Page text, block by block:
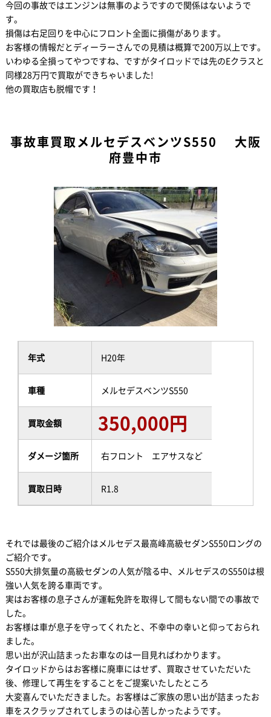
今回の事故ではエンジンは無事のようですので関係はないようで
す。
損傷は右足回りを中心にフロント全面に損傷があります。
お客様の情報だとディーラーさんでの見積は概算で200万以上です。
いわゆる全損ってやつですね、ですがタイロッドでは先のEクラスと
同様28万円で買取ができちゃいました!
他の買取店も脱帽です！
事故車買取メルセデスベンツS550 大阪
府豊中市
年式 H20年
車種 メルセデスベンツS550
買取金額 350,000円
ダメージ箇所 右フロント エアサスなど
買取日時 R1.8
それでは最後のご紹介はメルセデス最高峰高級セダンS550ロングの
ご紹介です。
S550大排気量の高級セダンの人気が陰る中、メルセデスのS550は根
強い人気を誇る車両です。
実はお客様の息子さんが運転免許を取得して間もない間での事故で
した。
お客様は車が息子を守ってくれたと、不幸中の幸いと仰っておられ
ました。
思い出が沢山詰まったお車なのは一目見ればわかります。
タイロッドからはお客様に廃車にはせず、買取させていただいた
後、修理して再生をすることをご提案いたしたところ
大変喜んでいただきました。お客様はご家族の思い出が詰まったお
車をスクラップされてしまうのは心苦しかったようです。